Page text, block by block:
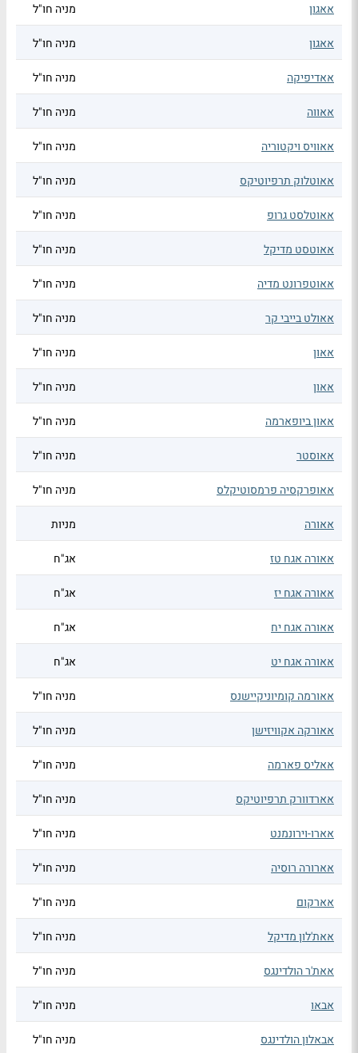
אאגון מניה חו"ל
אאגון מניה חו"ל
אאדיפיקה מניה חו"ל
אאווה מניה חו"ל
אאוויס ויקטוריה מניה חו"ל
אאוטלוק תרפיוטיקס מניה חו"ל
אאוטלסט גרופ מניה חו"ל
אאוטסט מדיקל מניה חו"ל
אאוטפרונט מדיה מניה חו"ל
אאולט בייבי קר מניה חו"ל
אאון מניה חו"ל
אאון מניה חו"ל
אאון ביופארמה מניה חו"ל
אאוסטר מניה חו"ל
אאופרקסיה פרמסוטיקלס מניה חו"ל
אאורה מניות
אאורה אגח טז אג"ח
אאורה אגח יז אג"ח
אאורה אגח יח אג"ח
אאורה אגח יט אג"ח
אאורמה קומיוניקיישנס מניה חו"ל
אאורקה אקוויזישן מניה חו"ל
אאליס פארמה מניה חו"ל
אארדוורק תרפיוטיקס מניה חו"ל
אארו-וירונמנט מניה חו"ל
אארורה רוסיה מניה חו"ל
אארקום מניה חו"ל
אאת'לון מדיקל מניה חו"ל
אאת'ר הולדינגס מניה חו"ל
אבאו מניה חו"ל
אבאלון הולדינגס מניה חו"ל